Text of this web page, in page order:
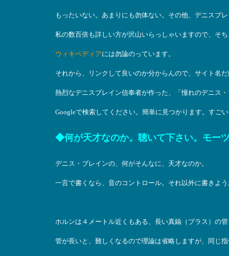
もったいない。あまりにも勿体ない。その他、デニスブ
私の数百倍も詳しい方が沢山いらっしゃいますので、そ
ウィキベディアには勿論のっています。
それから、リンクして良いのか分からんので、サイト名
熱烈なデニスブレイン信奉者が作った、「憧れのデニス
Googleで検索してください。簡単に見つかります。すご
◆何が天才なのか。聴いて下さい。モー
デニス・ブレインの、何がそんなに、天才なのか。
一言で書くなら、音のコントロール。それ以外に書きよ
ホルンは４メートル近くもある、長い真鍮（ブラス）の
管が長いと、難しくなるので理論は省略しますが、同じ